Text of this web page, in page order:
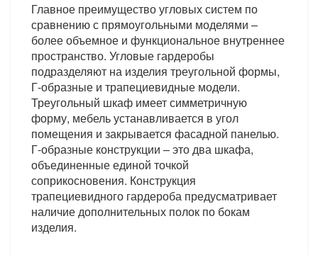
Главное преимущество угловых систем по
сравнению с прямоугольными моделями –
более объемное и функциональное внутреннее
пространство. Угловые гардеробы
подразделяют на изделия треугольной формы,
Г-образные и трапециевидные модели.
Треугольный шкаф имеет симметричную
форму, мебель устанавливается в угол
помещения и закрывается фасадной панелью.
Г-образные конструкции – это два шкафа,
объединенные единой точкой
соприкосновения. Конструкция
трапециевидного гардероба предусматривает
наличие дополнительных полок по бокам
изделия.